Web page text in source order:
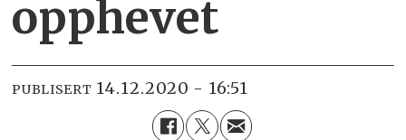
opphevet
PUBLISERT 14.12.2020 - 16:51